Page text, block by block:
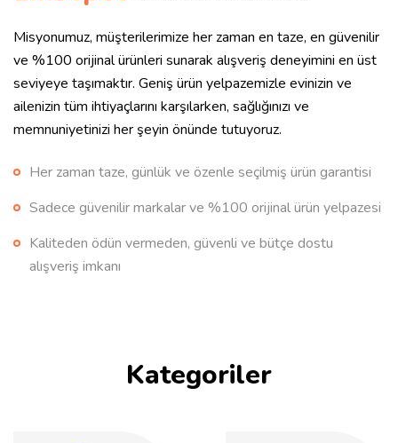
Misyonumuz, müşterilerimize her zaman en taze, en güvenilir
ve %100 orijinal ürünleri sunarak alışveriş deneyimini en üst
seviyeye taşımaktır. Geniş ürün yelpazemizle evinizin ve
ailenizin tüm ihtiyaçlarını karşılarken, sağlığınızı ve
memnuniyetinizi her şeyin önünde tutuyoruz.
Her zaman taze, günlük ve özenle seçilmiş ürün garantisi
Sadece güvenilir markalar ve %100 orijinal ürün yelpazesi
Kaliteden ödün vermeden, güvenli ve bütçe dostu
alışveriş imkanı
Kategoriler